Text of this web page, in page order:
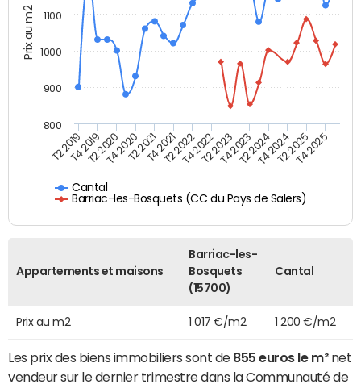
Prix au m2
Cantal
Barriac-les-Bosquets (CC du Pays de Salers)
T2 2019T4 2019T2 2020T4 2020T2 2021T4 2021T2 2022T4 2022T2 2023T4 2023T2 2024T4 2024T2 2025T4 2025
800
900
1000
1100
Appartements et maisons
Barriac-les-
Bosquets
(15700)
Cantal
Prix au m2 1 017 €/m2 1 200 €/m2
Les prix des biens immobiliers sont de 855 euros le m²net
vendeur sur le dernier trimestre dans la Communauté de